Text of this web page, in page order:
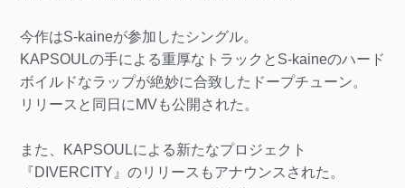
今作はS-kaineが参加したシングル。
KAPSOULの手による重厚なトラックとS-kaineのハード
ボイルドなラップが絶妙に合致したドープチューン。
リリースと同日にMVも公開された。
また、KAPSOULによる新たなプロジェクト
『DIVERCITY』のリリースもアナウンスされた。